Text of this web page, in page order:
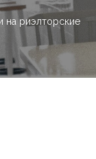
на риэлторские